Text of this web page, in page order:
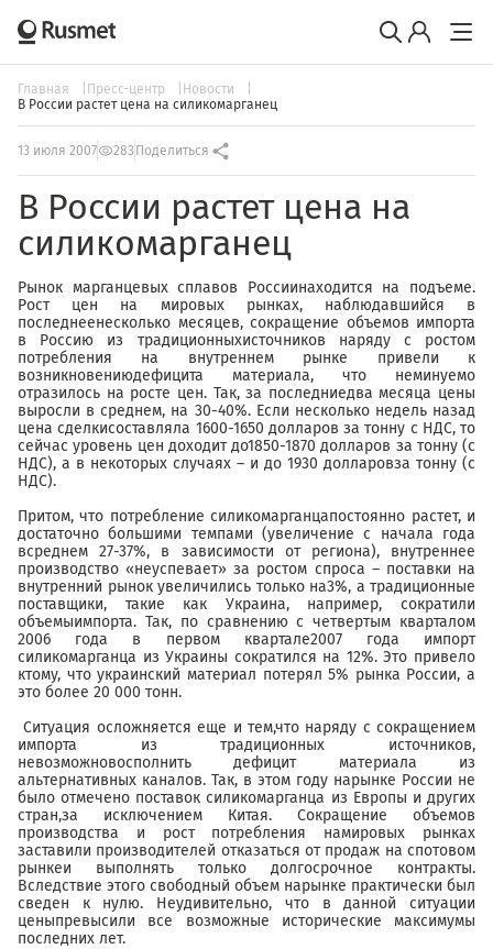
Главная Пресс-центр
Новости
В России растет цена на силикомарганец
13 июля 2007 283 Поделиться
В России растет цена на
силикомарганец
Рынок марганцевых сплавов Россиинаходится на подъеме.
Рост цен на мировых рынках, наблюдавшийся в
последнеенесколько месяцев, сокращение объемов импорта
в Россию из традиционныхисточников наряду с ростом
потребления на внутреннем рынке привели к
возникновениюдефицита материала, что неминуемо
отразилось на росте цен. Так, за последниедва месяца цены
выросли в среднем, на 30-40%. Если несколько недель назад
цена сделкисоставляла 1600-1650 долларов за тонну с НДС, то
сейчас уровень цен доходит до1850-1870 долларов за тонну (с
НДС), а в некоторых случаях – и до 1930 долларовза тонну (с
НДС).
Притом, что потребление силикомарганцапостоянно растет, и
достаточно большими темпами (увеличение с начала года
всреднем 27-37%, в зависимости от региона), внутреннее
производство «неуспевает» за ростом спроса – поставки на
внутренний рынок увеличились только на3%, а традиционные
поставщики, такие как Украина, например, сократили
объемыимпорта. Так, по сравнению с четвертым кварталом
2006 года в первом квартале2007 года импорт
силикомарганца из Украины сократился на 12%. Это привело
ктому, что украинский материал потерял 5% рынка России, а
это более 20 000 тонн.
Ситуация осложняется еще и тем,что наряду с сокращением
импорта из традиционных источников,
невозможновосполнить дефицит материала из
альтернативных каналов. Так, в этом году нарынке России не
было отмечено поставок силикомарганца из Европы и других
стран,за исключением Китая. Сокращение объемов
производства и рост потребления намировых рынках
заставили производителей отказаться от продаж на спотовом
рынкеи выполнять только долгосрочное контракты.
Вследствие этого свободный объем нарынке практически был
сведен к нулю. Неудивительно, что в данной ситуации
ценыпревысили все возможные исторические максимумы
последних лет.